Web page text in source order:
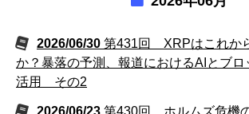
2026/06/30 第431回 XRPはこれか
か？暴落の予測、報道におけるAIとブ
活用 その2